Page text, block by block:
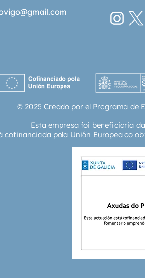
© 2025 Creado por el Programa de
Esta empresa foi beneficiaria
cofinanciada pola Unión Europea co